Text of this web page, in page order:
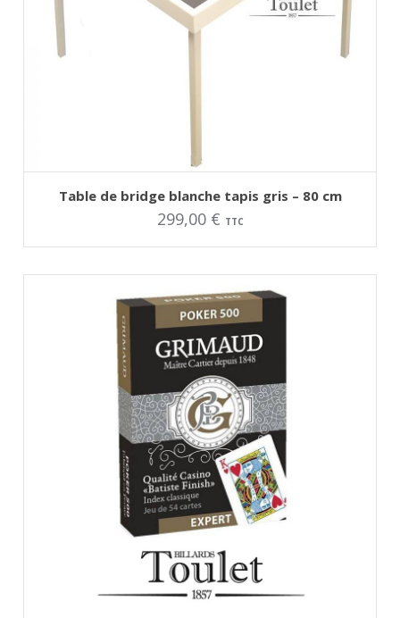
Table de bridge blanche tapis gris – 80 cm
299,00 € TTC